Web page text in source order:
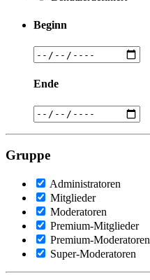
Beginn
Ende
Gruppe
Administratoren
Mitglieder
Moderatoren
Premium-Mitglieder
Premium-Moderatoren
Super-Moderatoren